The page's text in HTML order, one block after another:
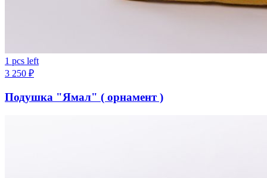
1 pcs left
3 250 ₽
Подушка "Ямал" ( орнамент )